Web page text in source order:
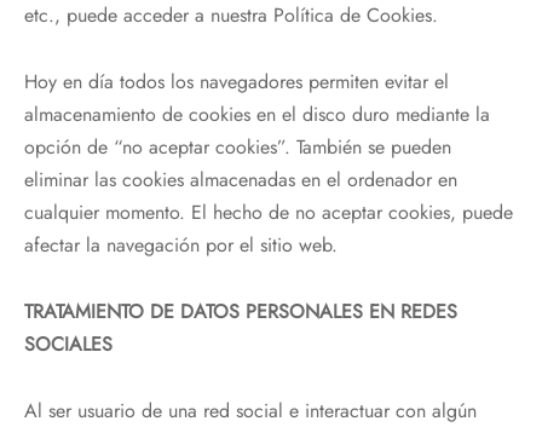
etc., puede acceder a nuestra Política de Cookies.
Hoy en día todos los navegadores permiten evitar el
almacenamiento de cookies en el disco duro mediante la
opción de “no aceptar cookies”. También se pueden
eliminar las cookies almacenadas en el ordenador en
cualquier momento. El hecho de no aceptar cookies, puede
afectar la navegación por el sitio web.
TRATAMIENTO DE DATOS PERSONALES EN REDES
SOCIALES
Al ser usuario de una red social e interactuar con algún